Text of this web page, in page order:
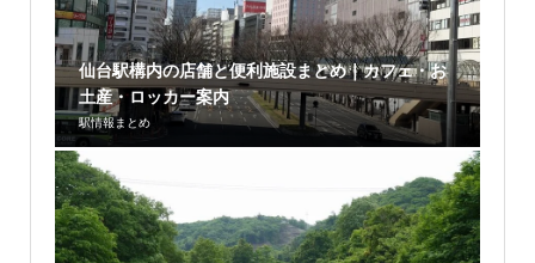
仙台駅構内の店舗と便利施設まとめ｜カフェ・お
土産・ロッカー案内
駅情報まとめ